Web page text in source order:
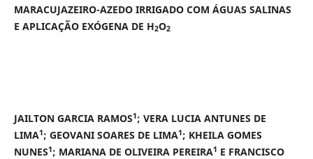
MARACUJAZEIRO-AZEDO IRRIGADO COM ÁGUAS SALINAS
E APLICAÇÃO EXÓGENA DE H2O2
JAILTON GARCIA RAMOS1; VERA LUCIA ANTUNES DE
LIMA1; GEOVANI SOARES DE LIMA1; KHEILA GOMES
NUNES1; MARIANA DE OLIVEIRA PEREIRA1 E FRANCISCO